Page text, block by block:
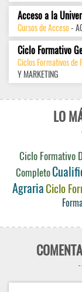
Acceso a la
Cursos de Acceso-
Ciclo Formativo
Ciclos Formativos
Y MARKETING
LO
Ciclo Formativo
Completo
AgrariaCiclo